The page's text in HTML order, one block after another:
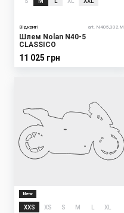
Відкриті art. N405,302,M
Шлем Nolan N40-5
CLASSICO
11 025 грн
New
XXS XS S M XL